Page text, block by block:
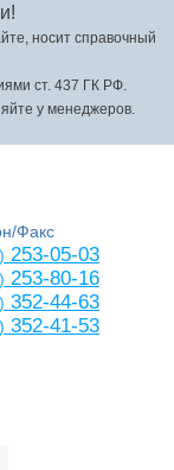
носит справочный
ст. 437 ГК РФ.
у менеджеров.
Факс
253-05-03
253-80-16
352-44-63
352-41-53